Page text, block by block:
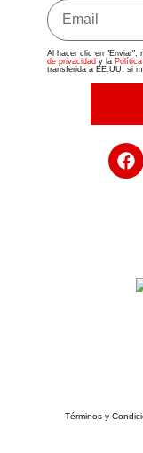
Al hacer clic en "Enviar",
de privacidad y la
transferida a EE.UU. si
Términos y